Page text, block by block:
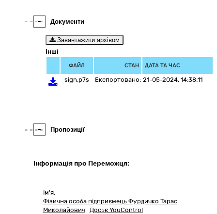
- Документи
Завантажити архівом
Інші
ФАЙЛ СТАН ДАТА ТА ЧАС
sign.p7s Експортовано: 21-05-2024, 14:38:11
- Пропозиції
Інформація про Переможця:
Ім'я:
Фізична особа підприємець Фурдичко Тарас
Миколайович Досьє YouControl